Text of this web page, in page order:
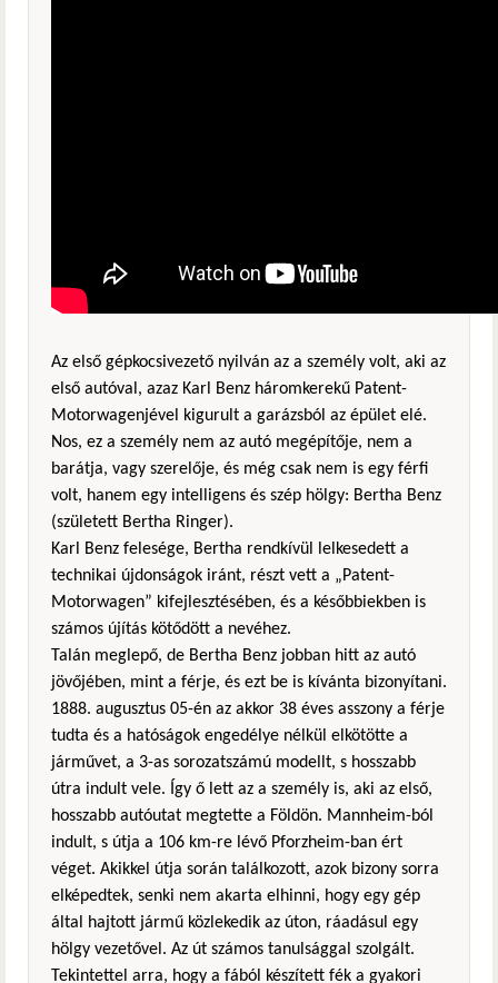
Az első gépkocsivezető nyilván az a személy volt, aki az
első autóval, azaz Karl Benz háromkerekű Patent-
Motorwagenjével kigurult a garázsból az épület elé.
Nos, ez a személy nem az autó megépítője, nem a
barátja, vagy szerelője, és még csak nem is egy férfi
volt, hanem egy intelligens és szép hölgy: Bertha Benz
(született Bertha Ringer).
Karl Benz felesége, Bertha rendkívül lelkesedett a
technikai újdonságok iránt, részt vett a „Patent-
Motorwagen” kifejlesztésében, és a későbbiekben is
számos újítás kötődött a nevéhez.
Talán meglepő, de Bertha Benz jobban hitt az autó
jövőjében, mint a férje, és ezt be is kívánta bizonyítani.
1888. augusztus 05-én az akkor 38 éves asszony a férje
tudta és a hatóságok engedélye nélkül elkötötte a
járművet, a 3-as sorozatszámú modellt, s hosszabb
útra indult vele. Így ő lett az a személy is, aki az első,
hosszabb autóutat megtette a Földön. Mannheim-ból
indult, s útja a 106 km-re lévő Pforzheim-ban ért
véget. Akikkel útja során találkozott, azok bizony sorra
elképedtek, senki nem akarta elhinni, hogy egy gép
által hajtott jármű közlekedik az úton, ráadásul egy
hölgy vezetővel. Az út számos tanulsággal szolgált.
Tekintettel arra, hogy a fából készített fék a gyakori